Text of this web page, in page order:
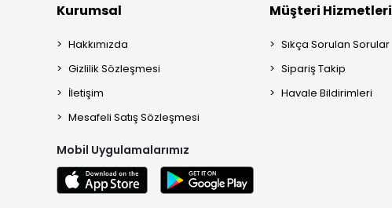
Kurumsal
Hakkımızda
Gizlilik Sözleşmesi
İletişim
Mesafeli Satış Sözleşmesi
Mobil Uygulamalarımız
Müşteri Hizmetleri
Sıkça Sorulan Sorular
Sipariş Takip
Havale Bildirimleri